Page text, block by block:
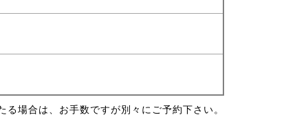
場合は、お手数ですが別々にご予約下さい。